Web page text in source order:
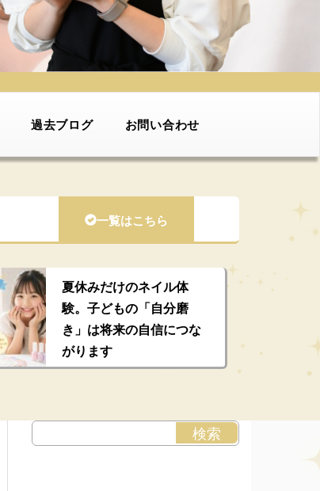
過去ブログ お問い合わせ
一覧はこちら
夏休みだけのネイル体
験。子どもの「自分磨
き」は将来の自信につな
がります